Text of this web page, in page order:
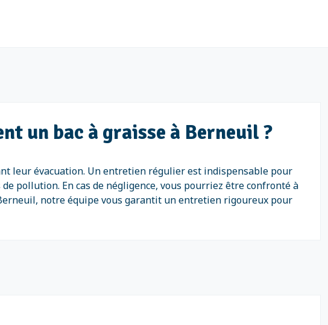
un bac à graisse à Berneuil ?
leur évacuation. Un entretien régulier est indispensable pour
pollution. En cas de négligence, vous pourriez être confronté à
notre équipe vous garantit un entretien rigoureux pour